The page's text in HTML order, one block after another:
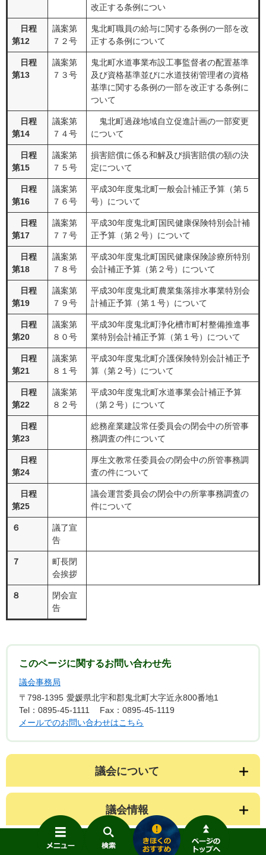
ニ
索
き
ほ
の
改正する条例につい
日程
第12
議案第
７２号
鬼北町職員の給与に関する条例の一部を改
正する条例について
日程
第13
議案第
７３号
鬼北町水道事業布設工事監督者の配置基準
及び資格基準並びに水道技術管理者の資格
基準に関する条例の一部を改正する条例に
ついて
日程
第14
議案第
７４号
鬼北町過疎地域自立促進計画の一部変更
について
日程
第15
議案第
７５号
損害賠償に係る和解及び損害賠償の額の決
定について
日程
第16
議案第
７６号
平成30年度鬼北町一般会計補正予算（第５
号）について
日程
第17
議案第
７７号
平成30年度鬼北町国民健康保険特別会計補
正予算（第２号）について
日程
第18
議案第
７８号
平成30年度鬼北町国民健康保険診療所特別
会計補正予算（第２号）について
日程
第19
議案第
７９号
平成30年度鬼北町農業集落排水事業特別会
計補正予算（第１号）について
日程
第20
議案第
８０号
平成30年度鬼北町浄化槽市町村整備推進事
業特別会計補正予算（第１号）について
日程
第21
議案第
８１号
平成30年度鬼北町介護保険特別会計補正予
算（第２号）について
日程
第22
議案第
８２号
平成30年度鬼北町水道事業会計補正予算
（第２号）について
日程
第23
総務産業建設常任委員会の閉会中の所管事
務調査の件について
日程
第24
厚生文教常任委員会の閉会中の所管事務調
査の件について
日程
第25
議会運営委員会の閉会中の所掌事務調査の
件について
６
議了宣
告
７
町長閉
会挨拶
８
閉会宣
告
このページに関するお問い合わせ先
議会事務局
〒798-1395 愛媛県北宇和郡鬼北町大字近永800番地1
Tel：0895-45-1111
Fax：0895-45-1119
メールでのお問い合わせはこちら
議会について
議会情報
監査委員について